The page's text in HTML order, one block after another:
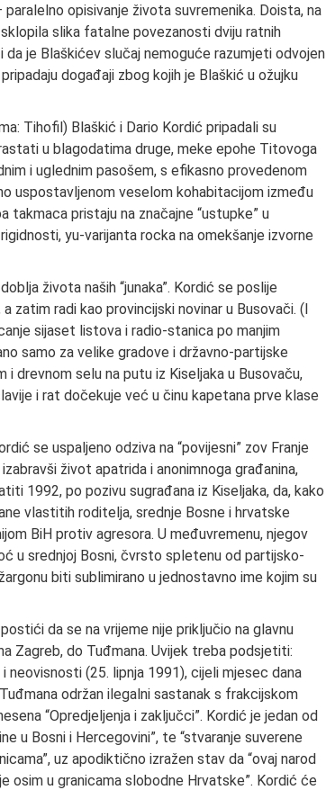
opisivanje života suvremenika. Doista, na
slika fatalne povezanosti dviju ratnih
je Blaškićev slučaj nemoguće razumjeti odvojen
događaji zbog kojih je Blaškić u ožujku
Tihofil) Blaškić i Dario Kordić pripadali su
u blagodatima druge, meke epohe Titovoga
i uglednim pasošem, s efikasno provedenom
uspostavljenom veselom kohabitacijom između
pristaju na značajne “ustupke” u
yu-varijanta rocka na omekšanje izvorne
života naših “junaka”. Kordić se poslije
zatim radi kao provincijski novinar u Busovači. (I
sijaset listova i radio-stanica po manjim
samo za velike gradove i državno-partijske
drevnom selu na putu iz Kiseljaka u Busovaču,
i rat dočekuje već u činu kapetana prve klase
se uspaljeno odziva na “povijesni” zov Franje
život apatrida i anonimnoga građanina,
1992, po pozivu sugrađana iz Kiseljaka, da, kako
vlastitih roditelja, srednje Bosne i hrvatske
BiH protiv agresora. U međuvremenu, njegov
u srednjoj Bosni, čvrsto spletenu od partijsko-
biti sublimirano u jednostavno ime kojim su
da se na vrijeme nije priključio na glavnu
Zagreb, do Tuđmana. Uvijek treba podsjetiti:
(25. lipnja 1991), cijeli mjesec dana
održan ilegalni sastanak s frakcijskom
“Opredjeljenja i zaključci”. Kordić je jedan od
u Bosni i Hercegovini”, te “stvaranje suverene
uz apodiktično izražen stav da “ovaj narod
osim u granicama slobodne Hrvatske”. Kordić će